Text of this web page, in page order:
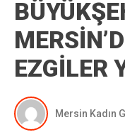
EZGİLER
Mersin Kadın